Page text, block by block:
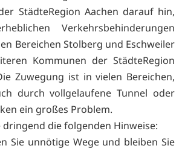
StädteRegion Aachen darauf hin,
Verkehrsbehinderungen
Bereichen Stolberg und Eschweiler
Kommunen der StädteRegion
Zuwegung ist in vielen Bereichen,
durch vollgelaufene Tunnel oder
ein großes Problem.
dringend die folgenden Hinweise:
unnötige Wege und bleiben Sie